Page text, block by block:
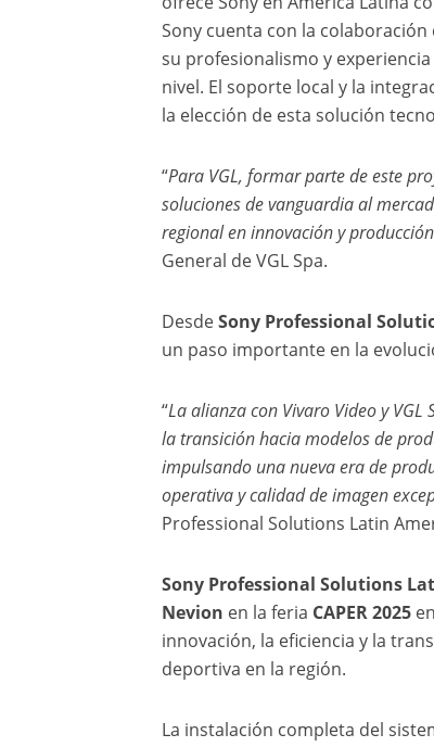
Sony cuenta con la
su profesionalismo y
nivel. El soporte local y la
la elección de esta solución
“Para VGL, formar parte de este
soluciones de vanguardia al
regional en innovación y
General de VGL Spa.
DesdeSony Professional
un paso importante en la
“La alianza con Vivaro Video y
la transición hacia modelos de
impulsando una nueva era de
operativa y calidad de imagen
Professional Solutions Latin
Sony Professional Solutions
Nevion en la feria CAPER 2025
innovación, la eficiencia y la
deportiva en la región.
La instalación completa del